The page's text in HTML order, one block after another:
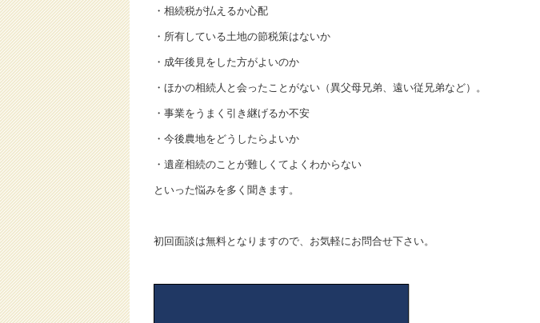
・相続税が払えるか心配
・所有している土地の節税策はないか
・成年後見をした方がよいのか
・ほかの相続人と会ったことがない（異父母兄弟、遠い従兄弟など）。
・事業をうまく引き継げるか不安
・今後農地をどうしたらよいか
・遺産相続のことが難しくてよくわからない
といった悩みを多く聞きます。
初回面談は無料となりますので、お気軽にお問合せ下さい。